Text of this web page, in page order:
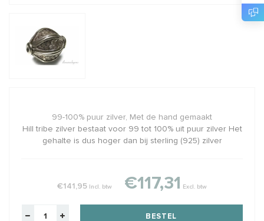
99-100% puur zilver, Met de hand gemaakt
Hill tribe zilver bestaat voor 99 tot 100% uit puur zilver Het
gehalte is dus hoger dan bij sterling (925) zilver
€141,95 Incl. btw €117,31 Excl. btw
BESTEL